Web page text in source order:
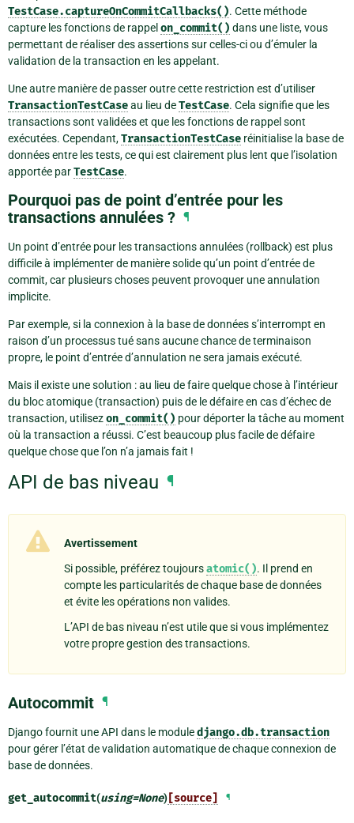
TestCase.captureOnCommitCallbacks(). Cette méthode
capture les fonctions de rappel on_commit() dans une liste, vous
permettant de réaliser des assertions sur celles-ci ou d’émuler la
validation de la transaction en les appelant.
Une autre manière de passer outre cette restriction est d’utiliser
TransactionTestCaseau lieu deTestCase. Cela signifie que les
transactions sont validées et que les fonctions de rappel sont
exécutées. Cependant,TransactionTestCase réinitialise la base de
données entre les tests, ce qui est clairement plus lent que l’isolation
apportée parTestCase.
Pourquoi pas de point d’entrée pour les
transactions annulées ? ¶
Un point d’entrée pour les transactions annulées (rollback) est plus
difficile à implémenter de manière solide qu’un point d’entrée de
commit, car plusieurs choses peuvent provoquer une annulation
implicite.
Par exemple, si la connexion à la base de données s’interrompt en
raison d’un processus tué sans aucune chance de terminaison
propre, le point d’entrée d’annulation ne sera jamais exécuté.
Mais il existe une solution : au lieu de faire quelque chose à l’intérieur
du bloc atomique (transaction) puis de le défaire en cas d’échec de
transaction, utilisezon_commit() pour déporter la tâche au moment
où la transaction a réussi. C’est beaucoup plus facile de défaire
quelque chose que l’on n’a jamais fait !
API de bas niveau ¶
Avertissement
Si possible, préférez toujoursatomic(). Il prend en
compte les particularités de chaque base de données
et évite les opérations non valides.
L’API de bas niveau n’est utile que si vous implémentez
votre propre gestion des transactions.
Autocommit ¶
Django fournit une API dans le moduledjango.db.transaction
pour gérer l’état de validation automatique de chaque connexion de
base de données.
get_autocommit(using=None) [source] ¶